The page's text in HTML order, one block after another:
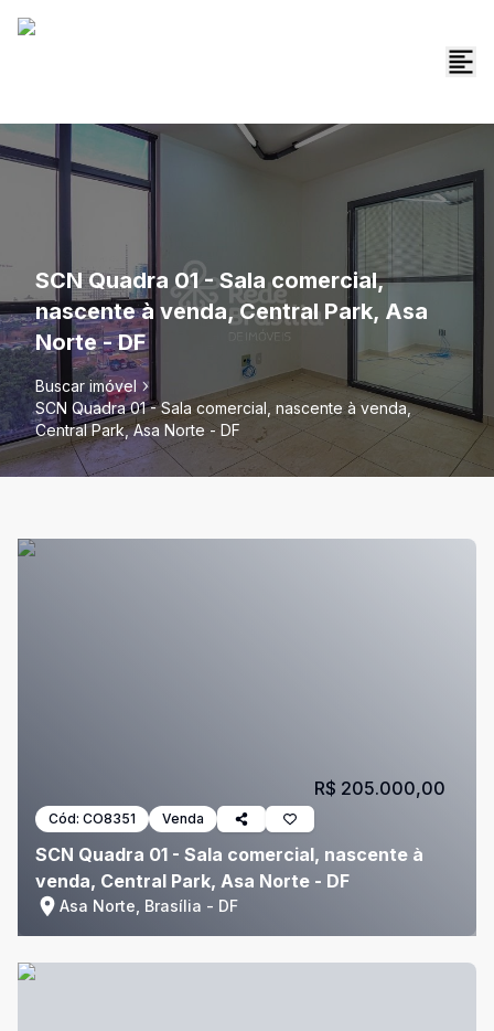
SCN Quadra 01 - Sala comercial,
nascente à venda, Central Park, Asa
Norte - DF
Buscar imóvel
SCN Quadra 01 - Sala comercial, nascente à venda,
Central Park, Asa Norte - DF
Cód: CO8351 Venda
SCN Quadra 01 - Sala comercial, nascente à
venda, Central Park, Asa Norte - DF
Asa Norte, Brasília - DF
R$ 205.000,00